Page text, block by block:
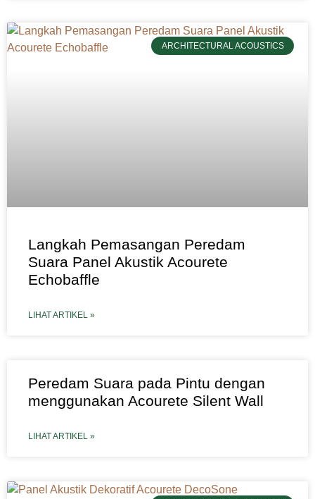
ARCHITECTURAL ACOUSTICS
Langkah Pemasangan Peredam
Suara Panel Akustik Acourete
Echobaffle
LIHAT ARTIKEL »
Peredam Suara pada Pintu dengan
menggunakan Acourete Silent Wall
LIHAT ARTIKEL »